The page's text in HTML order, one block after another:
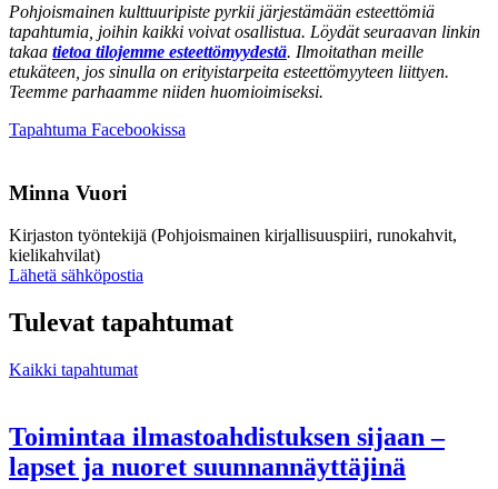
Pohjoismainen kulttuuripiste pyrkii järjestämään esteettömiä
tapahtumia, joihin kaikki voivat osallistua. Löydät seuraavan linkin
takaa tietoa tilojemme esteettömyydestä. Ilmoitathan meille
etukäteen, jos sinulla on erityistarpeita esteettömyyteen liittyen.
Teemme parhaamme niiden huomioimiseksi.
Tapahtuma Facebookissa
Minna Vuori
Kirjaston työntekijä (Pohjoismainen kirjallisuuspiiri, runokahvit,
kielikahvilat)
Lähetä sähköpostia
till
minna.vuori@nkk.org
Tulevat tapahtumat
Kaikki tapahtumat
Toimintaa ilmastoahdistuksen sijaan –
lapset ja nuoret suunnannäyttäjinä